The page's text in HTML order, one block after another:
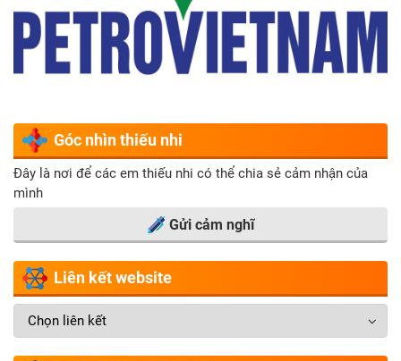
Góc nhìn thiếu nhi
Đây là nơi để các em thiếu nhi có thể chia sẻ cảm nhận của
mình
Gửi cảm nghĩ
Liên kết website